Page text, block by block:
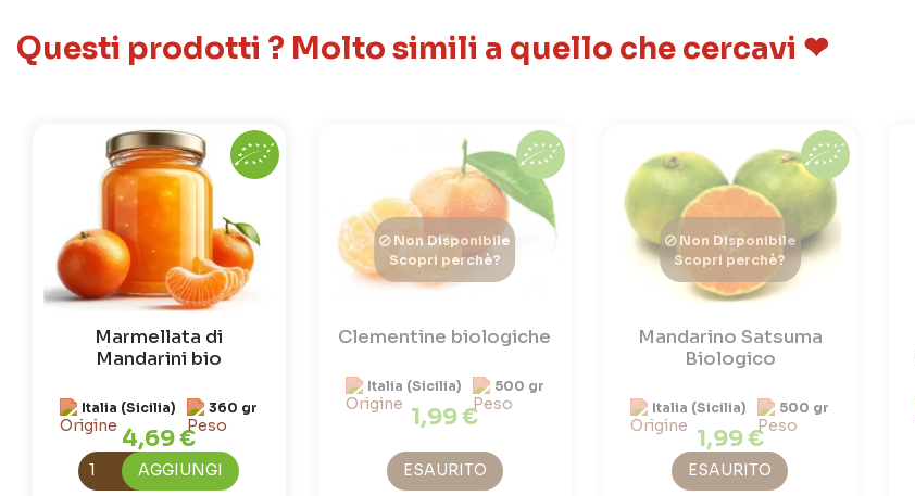
Questi prodotti ? Molto simili a quello che cercavi ❤
Marmellata di
Mandarini bio
Italia (Sicilia) 360 gr
4,69 €
AGGIUNGI
Non Disponibile
Scopri perchè?
Clementine biologiche
Italia (Sicilia) 500 gr
1,99 €
ESAURITO
Non Disponibile
Scopri perchè?
Mandarino Satsuma
Biologico
Italia (Sicilia) 500 gr
1,99 €
ESAURITO